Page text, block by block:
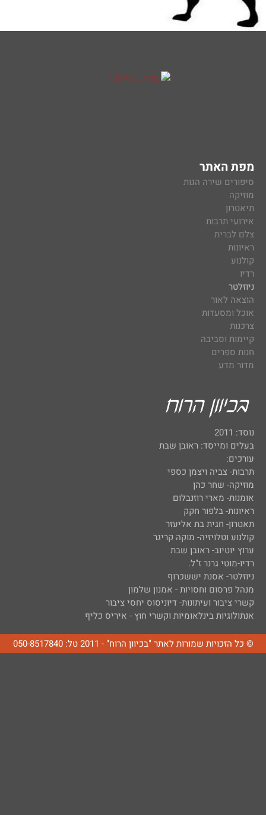
מפת האתר
סיפורים שירה הגות
מוזיקה
תיאטרון
אירועי תרבות
צלם לברית
ראיונות
קולנוע
רדיו
ניוזלטר
הוצאה לאור
אוכל ומסעדות
צרכנות
קיימות וסביבה
חנות ספרים
מדור מדע
נוסד: 2011
בעלים ומייסד: ראובן שבת
עורכים:
תרבות- צביה ויצמן כספי
מוזיקה- שחר כהן
אומנות- מארי רוזנבלום
ראיונות- בלפור חקק
תאטרון- חגית בת אליעזר
קולנוע וטלויזיה- מוקה קריגר
ערוץ יוטיוב- ראובן שבת
רדיו-מוטי גרנר ז"ל.
ניוזלטר- אסנת יששכרוף
מנהל פרסום וחסויות - אמנון שלמון
קשרי ציבור ועיתונות- דיוניסוס יחסי ציבור
אנתולוגיות בינלאומיות וקשרי חוץ - איריס כליף
© כל הזכויות שמורות לאתר "בכיוון הרוח" - 2011 טל: 050-8517840